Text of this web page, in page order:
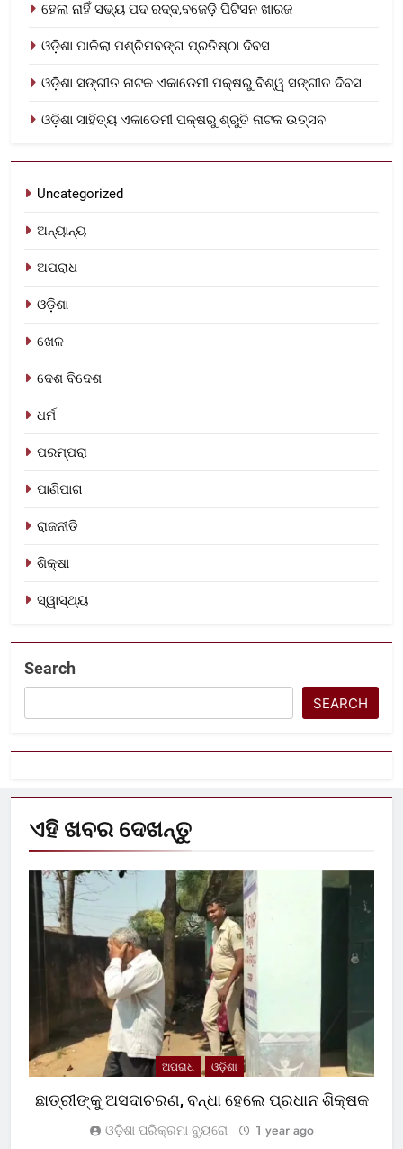
ହେଲା ନାହିଁ ସଭ୍ୟ ପଦ ରଦ୍ଦ,ବଜେଡ଼ି ପିଟିସନ ଖାରଜ
ଓଡ଼ିଶା ପାଳିଲା ପଶ୍ଚିମବଙ୍ଗ ପ୍ରତିଷ୍ଠା ଦିବସ
ଓଡ଼ିଶା ସଙ୍ଗୀତ ନାଟକ ଏକାଡେମୀ ପକ୍ଷରୁ ବିଶ୍ୱ ସଙ୍ଗୀତ ଦିବସ
ଓଡ଼ିଶା ସାହିତ୍ୟ ଏକାଡେମୀ ପକ୍ଷରୁ ଶ୍ରୁତି ନାଟକ ଉତ୍ସବ
Uncategorized
ଅନ୍ୟାନ୍ୟ
ଅପରାଧ
ଓଡ଼ିଶା
ଖେଳ
ଦେଶ ବିଦେଶ
ଧର୍ମ
ପରମ୍ପରା
ପାଣିପାଗ
ରାଜନୀତି
ଶିକ୍ଷା
ସ୍ୱାସ୍ଥ୍ୟ
Search
SEARCH
ଏହି ଖବର ଦେଖନ୍ତୁ
ଅପରାଧ ଓଡ଼ିଶା
ଛାତ୍ରୀଙ୍କୁ ଅସଦାଚରଣ, ବନ୍ଧା ହେଲେ ପ୍ରଧାନ ଶିକ୍ଷକ
ଓଡ଼ିଶା ପରିକ୍ରମା ବ୍ୟୁରୋ 1 year ago